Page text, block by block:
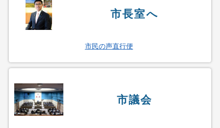
市長室へ
市民の声直行便
市議会